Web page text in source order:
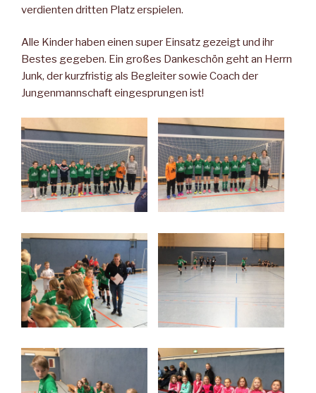
verdienten dritten Platz erspielen.
Alle Kinder haben einen super Einsatz gezeigt und ihr
Bestes gegeben. Ein großes Dankeschön geht an Herrn
Junk, der kurzfristig als Begleiter sowie Coach der
Jungenmannschaft eingesprungen ist!